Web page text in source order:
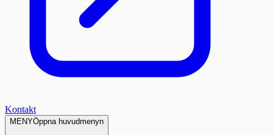
Kontakt
MENYÖppna huvudmenyn